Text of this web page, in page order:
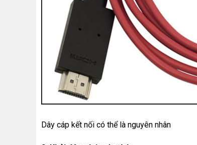
Dây cáp kết nối có thể là nguyên nhân